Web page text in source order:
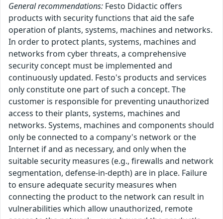
General recommendations: Festo Didactic offers
products with security functions that aid the safe
operation of plants, systems, machines and networks.
In order to protect plants, systems, machines and
networks from cyber threats, a comprehensive
security concept must be implemented and
continuously updated. Festo's products and services
only constitute one part of such a concept. The
customer is responsible for preventing unauthorized
access to their plants, systems, machines and
networks. Systems, machines and components should
only be connected to a company's network or the
Internet if and as necessary, and only when the
suitable security measures (e.g., firewalls and network
segmentation, defense-in-depth) are in place. Failure
to ensure adequate security measures when
connecting the product to the network can result in
vulnerabilities which allow unauthorized, remote